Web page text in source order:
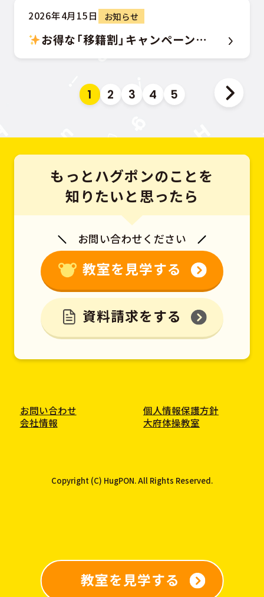
2026年4月15日 お知らせ
お得な「移籍割」キャンペーンのご案内
1 2 3 4 5
もっとハグポンのことを
知りたいと思ったら
お問い合わせください
教室を見学する
資料請求をする
お問い合わせ
個人情報保護方針
会社情報
大府体操教室
Copyright (C) HugPON. All Rights Reserved.
教室を見学する